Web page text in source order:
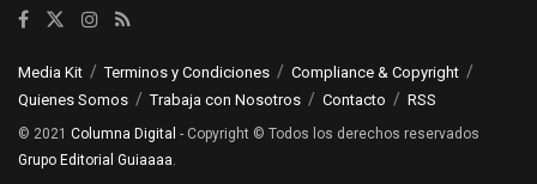
Media Kit Terminos y Condiciones
Compliance & Copyright
Quienes Somos
Trabaja con Nosotros Contacto RSS
© 2021 Columna Digital - Copyright © Todos los derechos reservados
Grupo Editorial Guiaaaa.